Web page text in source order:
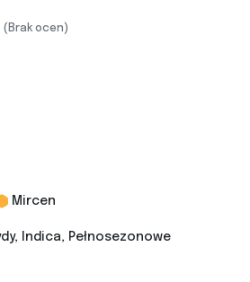
(Brak ocen)
Mircen
Indica, Pełnosezonowe